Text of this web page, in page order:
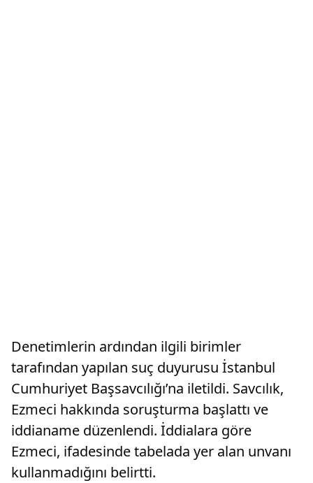
Denetimlerin ardından ilgili birimler
tarafından yapılan suç duyurusu İstanbul
Cumhuriyet Başsavcılığı’na iletildi. Savcılık,
Ezmeci hakkında soruşturma başlattı ve
iddianame düzenlendi. İddialara göre
Ezmeci, ifadesinde tabelada yer alan unvanı
kullanmadığını belirtti.